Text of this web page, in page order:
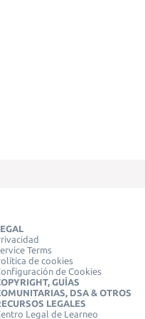
Terms
de cookies
de Cookies
GUÍAS
DSA & OTROS
LEGALES
Legal de Learneo